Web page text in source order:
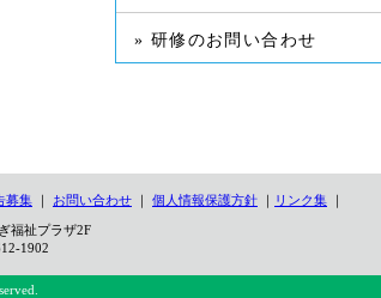
» 研修のお問い合わせ
募集 ｜ お問い合わせ ｜ 個人情報保護方針 ｜ リンク集 ｜
福祉プラザ2F
1902